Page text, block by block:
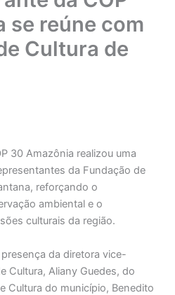
se reúne com
Cultura de
30 Amazônia realizou uma
da Fundação de
reforçando o
ambiental e o
culturais da região.
da diretora vice-
Cultura, Aliany Guedes, do
Cultura do município, Benedito